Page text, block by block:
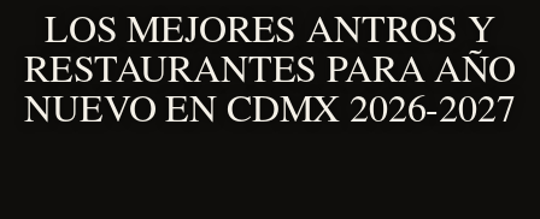
LOS MEJORES ANTROS Y
RESTAURANTES PARA AÑO
NUEVO EN CDMX 2026-2027